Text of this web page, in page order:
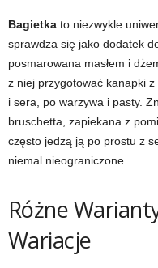
Bagietka to niezwykle
sprawdza się jako dodatek
posmarowana masłem i
z niej przygotować kanapki
i sera, po warzywa i pasty.
bruschetta, zapiekana z
często jedzą ją po prostu z
niemal nieograniczone.
Różne
Wariacje